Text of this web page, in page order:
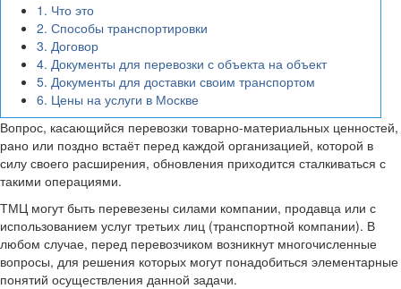
1. Что это
2. Способы транспортировки
3. Договор
4. Документы для перевозки с объекта на объект
5. Документы для доставки своим транспортом
6. Цены на услуги в Москве
Вопрос, касающийся перевозки товарно-материальных ценностей,
рано или поздно встаёт перед каждой организацией, которой в
силу своего расширения, обновления приходится сталкиваться с
такими операциями.
ТМЦ могут быть перевезены силами компании, продавца или с
использованием услуг третьих лиц (транспортной компании). В
любом случае, перед перевозчиком возникнут многочисленные
вопросы, для решения которых могут понадобиться элементарные
понятий осуществления данной задачи.